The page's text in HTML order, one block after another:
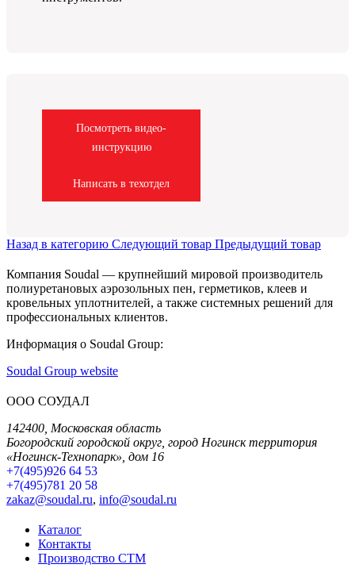
Посмотреть видео-
инструкцию
Написать в техотдел
Назад в категорию Следующий товар Предыдущий товар
Компания Soudal — крупнейший мировой производитель
полиуретановых аэрозольных пен, герметиков, клеев и
кровельных уплотнителей, а также системных решений для
профессиональных клиентов.
Информация о Soudal Group:
Soudal Group website
ООО СОУДАЛ
142400, Московская область
Богородский городской округ, город Ногинск территория
«Ногинск-Технопарк», дом 16
+7(495)926 64 53
+7(495)781 20 58
zakaz@soudal.ru, info@soudal.ru
Каталог
Контакты
Производство СТМ